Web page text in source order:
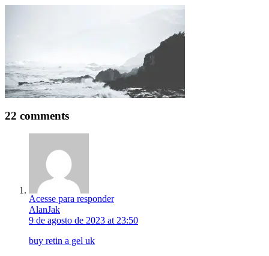
22 comments
Acesse para responder
AlanJak
9 de agosto de 2023 at 23:50
buy retin a gel uk